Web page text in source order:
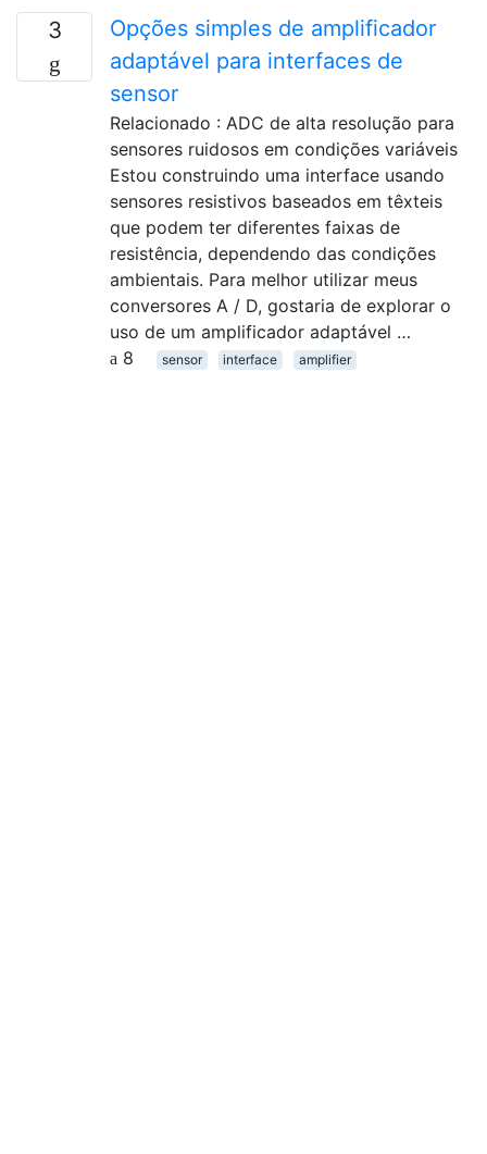
3
Opções simples de amplificador
adaptável para interfaces de
sensor
Relacionado : ADC de alta resolução para
sensores ruidosos em condições variáveis
Estou construindo uma interface usando
sensores resistivos baseados em têxteis
que podem ter diferentes faixas de
resistência, dependendo das condições
ambientais. Para melhor utilizar meus
conversores A / D, gostaria de explorar o
uso de um amplificador adaptável …
8
sensor interface amplifier